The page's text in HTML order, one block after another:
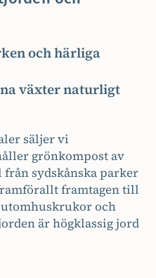
och härliga
växter naturligt
säljer vi
grönkompost av
sydskånska parker
framtagen till
och
är högklassig jord